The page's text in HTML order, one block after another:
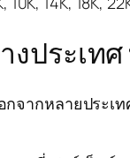
ประเท
กจากหลายประเ